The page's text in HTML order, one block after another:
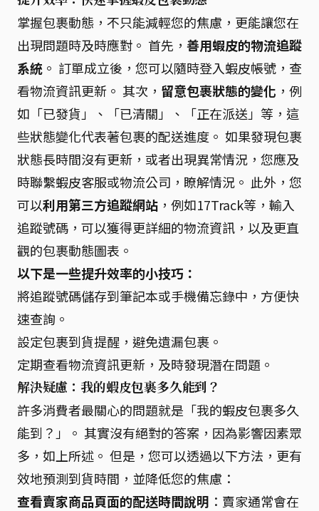
掌握包裹動態，不只能減輕您的焦慮，更能讓您在
出現問題時及時應對。 首先， 善用蝦皮的物流追蹤
系統 。 訂單成立後，您可以隨時登入蝦皮帳號，查
看物流資訊更新。 其次， 留意包裹狀態的變化 ，例
如「已發貨」、「已清關」、「正在派送」等，這
些狀態變化代表著包裹的配送進度。 如果發現包裹
狀態長時間沒有更新，或者出現異常情況，您應及
時聯繫蝦皮客服或物流公司，瞭解情況。 此外，您
可以利用第三方追蹤網站 ，例如17Track等，輸入
追蹤號碼，可以獲得更詳細的物流資訊，以及更直
觀的包裹動態圖表。
以下是一些提升效率的小技巧：
將追蹤號碼儲存到筆記本或手機備忘錄中，方便快
速查詢。
設定包裹到貨提醒，避免遺漏包裹。
定期查看物流資訊更新，及時發現潛在問題。
解決疑慮：我的蝦皮包裹多久能到？
許多消費者最關心的問題就是「我的蝦皮包裹多久
能到？」。 其實沒有絕對的答案，因為影響因素眾
多，如上所述。 但是，您可以透過以下方法，更有
效地預測到貨時間，並降低您的焦慮：
查看賣家商品頁面的配送時間說明 ：賣家通常會在